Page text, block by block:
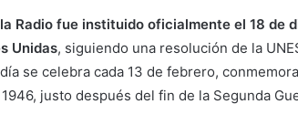
Radio fue instituido oficialmente el 18 de
Unidas, siguiendo una resolución de la
se celebra cada 13 de febrero,
justo después del fin de la Segunda